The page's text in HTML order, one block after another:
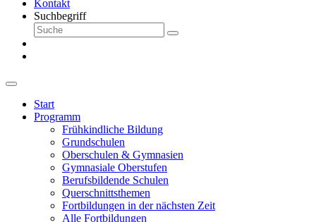
Kontakt
Suchbegriff
Start
Programm
Frühkindliche Bildung
Grundschulen
Oberschulen & Gymnasien
Gymnasiale Oberstufen
Berufsbildende Schulen
Querschnittsthemen
Fortbildungen in der nächsten Zeit
Alle Fortbildungen